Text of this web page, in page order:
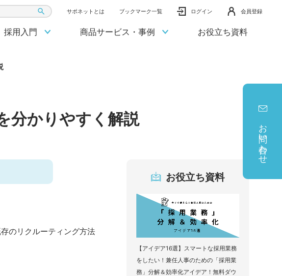
サポネットとは ブックマーク一覧 ログイン 会員登録
採用入門 商品サービス・事例 お役立ち資料
お問い合わせ
分かりやすく解説
のリクルーティング方法
お役立ち資料
【アイデア16選】スマートな採用業務
をしたい！兼任人事のための「採用業
務」分解＆効率化アイデア！無料ダウ